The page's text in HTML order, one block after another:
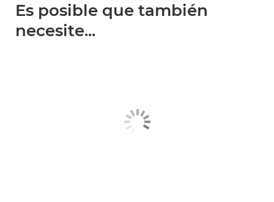
Es posible que también
necesite...